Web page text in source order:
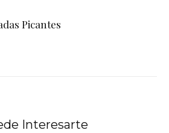
Picantes
Interesarte